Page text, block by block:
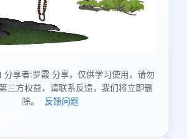
享者:罗霞 分享，仅供学习使用，请勿
三方权益，请联系反馈，我们将立即删
除。
反馈问题